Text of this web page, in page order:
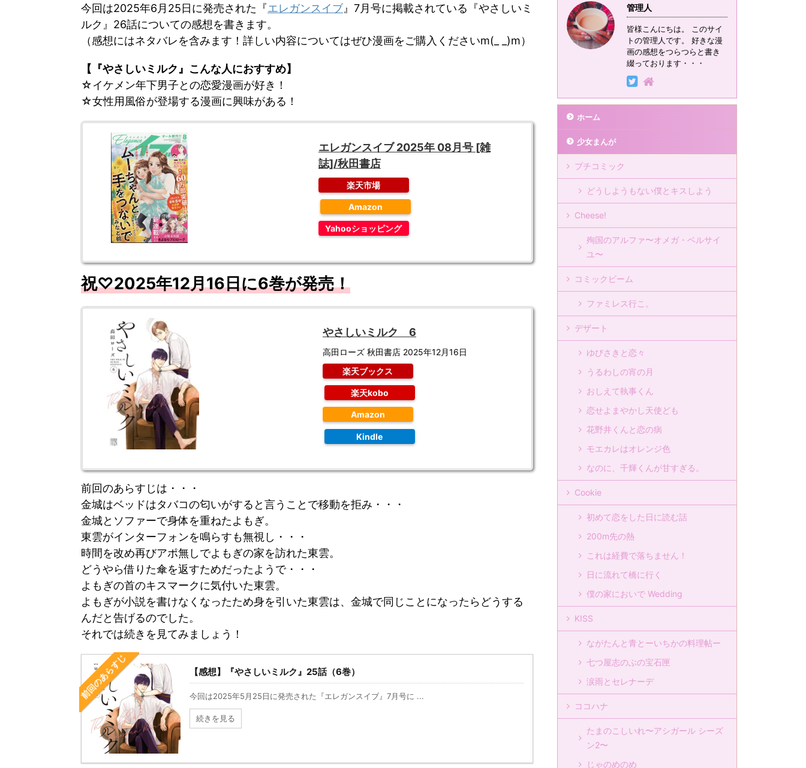
今回は2025年6月25日に発売された『エレガンスイブ』7月号に掲載されている『やさしいミ
ルク』26話についての感想を書きます。
（感想にはネタバレを含みます！詳しい内容についてはぜひ漫画をご購入くださいm(_ _)m）
【『やさしいミルク』こんな人におすすめ】
☆イケメン年下男子との恋愛漫画が好き！
☆女性用風俗が登場する漫画に興味がある！
エレガンスイブ 2025年 08月号 [雑
誌]/秋田書店
楽天市場
Amazon
Yahooショッピング
祝♡2025年12月16日に6巻が発売！
やさしいミルク 6
高田ローズ 秋田書店 2025年12月16日
楽天ブックス
楽天kobo
Amazon
Kindle
前回のあらすじは・・・
金城はベッドはタバコの匂いがすると言うことで移動を拒み・・・
金城とソファーで身体を重ねたよもぎ。
東雲がインターフォンを鳴らすも無視し・・・
時間を改め再びアポ無しでよもぎの家を訪れた東雲。
どうやら借りた傘を返すためだったようで・・・
よもぎの首のキスマークに気付いた東雲。
よもぎが小説を書けなくなったため身を引いた東雲は、金城で同じことになったらどうする
んだと告げるのでした。
それでは続きを見てみましょう！
前回のあらすじ 【感想】『やさしいミルク』25話（6巻）
今回は2025年5月25日に発売された『エレガンスイブ』7月号に ...
続きを見る
管理人
皆様こんにちは。 このサイ
トの管理人です。 好きな漫
画の感想をつらつらと書き
綴っております・・・
ホーム
少女まんが
プチコミック
どうしようもない僕とキスしよう
Cheese!
殉国のアルファ〜オメガ・ベルサイ
ユ〜
コミックビーム
ファミレス行こ。
デザート
ゆびさきと恋々
うるわしの宵の月
おしえて執事くん
恋せよまやかし天使ども
花野井くんと恋の病
モエカレはオレンジ色
なのに、千輝くんが甘すぎる。
Cookie
初めて恋をした日に読む話
200m先の熱
これは経費で落ちません！
日に流れて橋に行く
僕の家においで Wedding
KISS
ながたんと青とーいちかの料理帖ー
七つ屋志のぶの宝石匣
涙雨とセレナーデ
ココハナ
たまのこしいれ〜アシガール シーズ
ン2〜
じゃのめのめ